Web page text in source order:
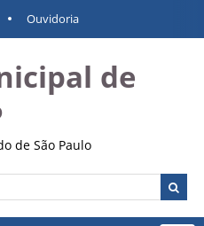
Ouvidoria
de
de São Paulo